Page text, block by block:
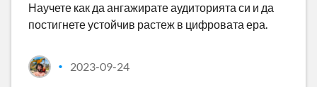
Научете как да ангажирате аудиторията си и да
постигнете устойчив растеж в цифровата ера.
• 2023-09-24